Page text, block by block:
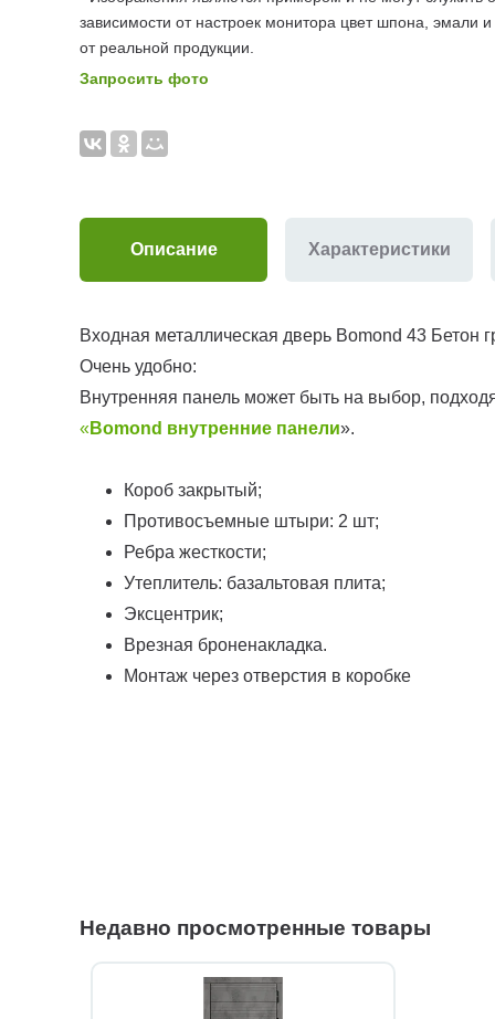
зависимости от настроек монитора цвет шпона, эмали и
от реальной продукции.
Запросить фото
Описание Характеристики
Входная металлическая дверь Bomond 43 Бетон
Очень удобно:
Внутренняя панель может быть на выбор,
«Bomond внутренние панели».
Короб закрытый;
Противосъемные штыри: 2 шт;
Ребра жесткости;
Утеплитель: базальтовая плита;
Эксцентрик;
Врезная броненакладка.
Монтаж через отверстия в коробке
Недавно просмотренные товары